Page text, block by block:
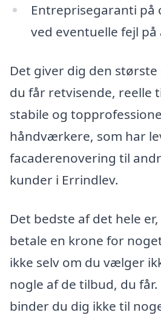
Entreprisegaranti på
ved eventuelle fejl
Det giver dig den
du får retvisende, reelle
stabile og
håndværkere, som har
facaderenovering til
kunder i Errindlev.
Det bedste af det hele
betale en krone for
ikke selv om du vælger
nogle af de tilbud, du får.
binder du dig ikke til